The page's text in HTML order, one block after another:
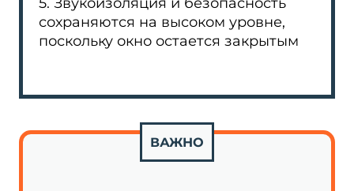
сохраняются на высоком уровне,
поскольку окно остается закрытым
ВАЖНО